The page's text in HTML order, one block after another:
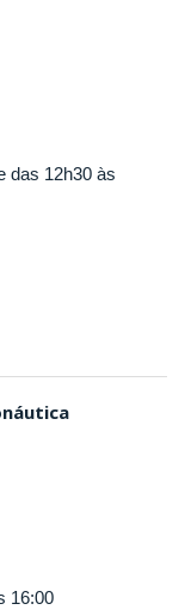
das 12h30 às
16:00